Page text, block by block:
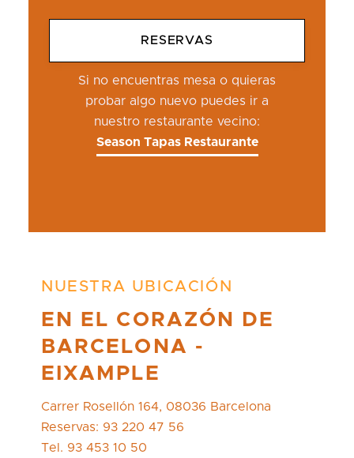
RESERVAS
Si no encuentras mesa o quieras
probar algo nuevo puedes ir a
nuestro restaurante vecino:
Season Tapas Restaurante
NUESTRA UBICACIÓN
EN EL CORAZÓN DE
BARCELONA -
EIXAMPLE
Carrer Rosellón 164, 08036 Barcelona
Reservas: 93 220 47 56
Tel. 93 453 10 50